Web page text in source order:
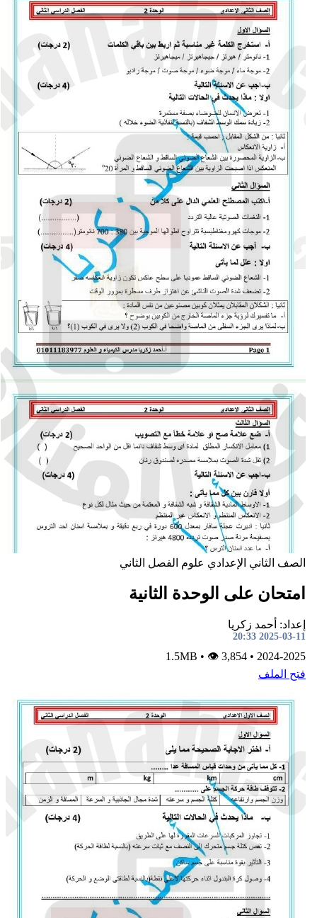
الثاني الإعدادي علوم الفصل الثاني
على الوحدة الثانية
أحمد زكريا
2025-03-11
2024-
•
1.5MB
• 👁 3,854
الملف